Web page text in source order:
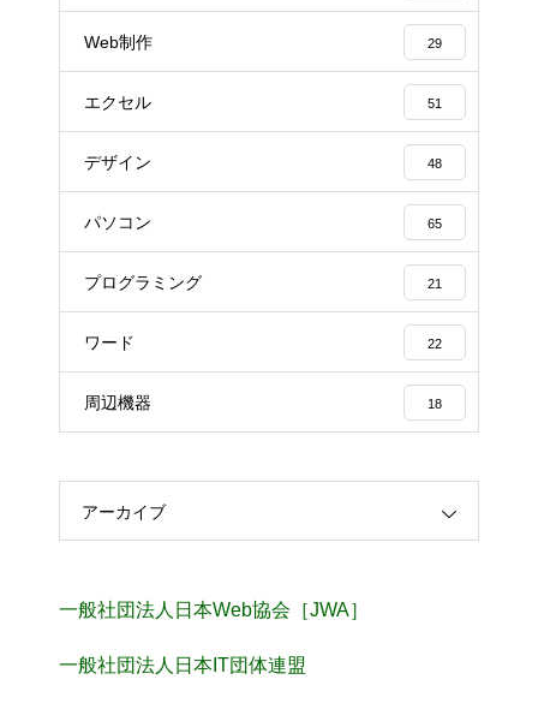
Web制作 29
エクセル 51
デザイン 48
パソコン 65
プログラミング 21
ワード 22
周辺機器 18
アーカイブ
一般社団法人日本Web協会［JWA］
一般社団法人日本IT団体連盟